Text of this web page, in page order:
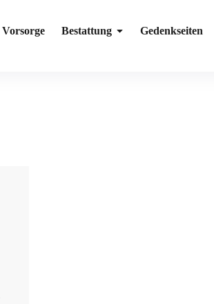
Vorsorge Bestattung Gedenkseiten